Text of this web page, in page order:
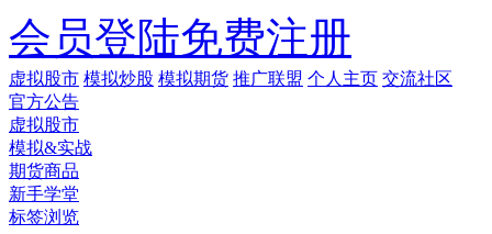
会员登陆免费注册
虚拟股市 模拟炒股 模拟期货 推广联盟 个人主页 交流社区
官方公告
虚拟股市
模拟&实战
期货商品
新手学堂
标签浏览